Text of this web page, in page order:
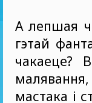
А лепшая
гэтай
чакаеце?
малявання,
мастака і